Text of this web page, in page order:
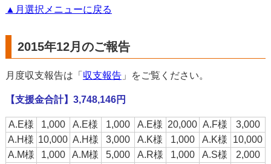
▲月選択メニューに戻る
2015年12月のご報告
月度収支報告は「 収支報告」をご覧ください。
【支援金合計】3,748,146円
A.E様 1,000 A.E様 1,000 A.E様 20,000 A.F様
3,000
A.H様 10,000 A.H様 3,000 A.K様 1,000 A.K様
10,000
A.M様
1,000 A.M様 5,000 A.R様 1,000 A.S様
2,000